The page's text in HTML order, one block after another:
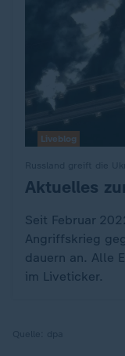
:
Aktuelles
Seit Februar
Angriffskrieg
dauern an. Alle
im Liveticker.
Liveblog